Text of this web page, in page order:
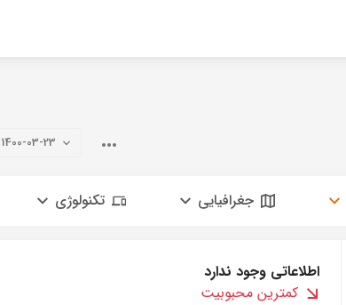
1400-03-23 الی 28-03-1405
جغرافیایی تکنولوژی
اطلاعاتی وجود ندارد
کمترین محبوبیت